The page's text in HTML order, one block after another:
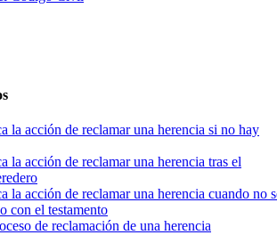
la acción de reclamar una herencia si no hay
la acción de reclamar una herencia tras el
la acción de reclamar una herencia cuando no
con el testamento
de reclamación de una herencia